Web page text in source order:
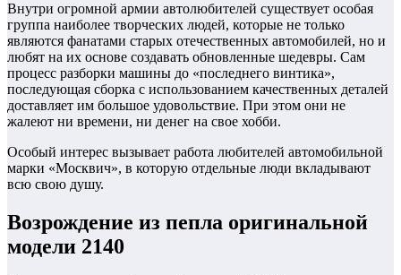
Внутри огромной армии автолюбителей существует особая
группа наиболее творческих людей, которые не только
являются фанатами старых отечественных автомобилей, но и
любят на их основе создавать обновленные шедевры. Сам
процесс разборки машины до «последнего винтика»,
последующая сборка с использованием качественных деталей
доставляет им большое удовольствие. При этом они не
жалеют ни времени, ни денег на свое хобби.
Особый интерес вызывает работа любителей автомобильной
марки «Москвич», в которую отдельные люди вкладывают
всю свою душу.
Возрождение из пепла оригинальной
модели 2140